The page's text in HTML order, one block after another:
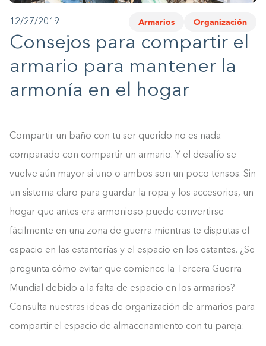
1-800-45-CLOSETS
Language
12/27/2019 Armarios Organización
Consejos para compartir el
armario para mantener la
armonía en el hogar
Compartir un baño con tu ser querido no es nada
comparado con compartir un armario. Y el desafío se
vuelve aún mayor si uno o ambos son un poco tensos. Sin
un sistema claro para guardar la ropa y los accesorios, un
hogar que antes era armonioso puede convertirse
fácilmente en una zona de guerra mientras te disputas el
espacio en las estanterías y el espacio en los estantes. ¿Se
pregunta cómo evitar que comience la Tercera Guerra
Mundial debido a la falta de espacio en los armarios?
Consulta nuestras ideas de organización de armarios para
compartir el espacio de almacenamiento con tu pareja: